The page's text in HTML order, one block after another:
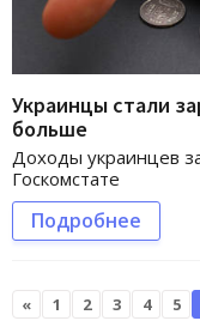
Украинцы стали
больше
Доходы украинцев
Госкомстате
Подробнее
« 1 2 3 4 5